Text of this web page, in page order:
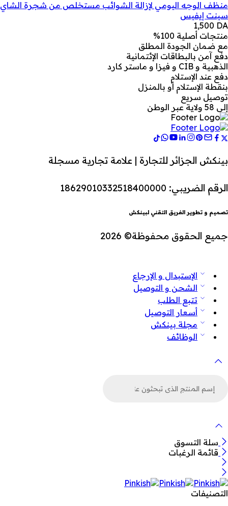
منظف الوجه اليومي لإزالة الشوائب مستخلص من شجرة الشاي
سينت إيفيس
1,500 DA
منتجات أصلية 100%
مع ضمان الجودة المطلق
دفع آمن بالبطاقات الإئتمانية
الذهبية و CIB و فيزا و ماستر كارد
دفع عند الإستلام
بنقطة الإستلام أو بالمنزل
توصيل سريع
إلى 58 ولاية عبر الوطن
بينكش الجزائر للتجارة | علامة تجارية مسجلة
الرقم الضريبي: 18629010332518400000
تصميم و تطوير الفريق التقني لبينكش
جميع الحقوق محفوظة© 2026
الإستبدال و الإرجاع
الشحن و التوصيل
تتبع الطلب
أسعار التوصيل
مجلة بينكش
الوظائف
سلة التسوق
قائمة الرغبات
التصنيفات